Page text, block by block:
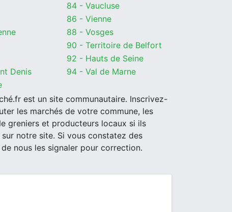
84 - Vaucluse
86 - Vienne
88 - Vosges
90 - Territoire de Belfort
92 - Hauts de Seine
Denis
94 - Val de Marne
est un site communautaire. Inscrivez-
les marchés de votre commune, les
greniers et producteurs locaux si ils
notre site. Si vous constatez des
nous les signaler pour correction.